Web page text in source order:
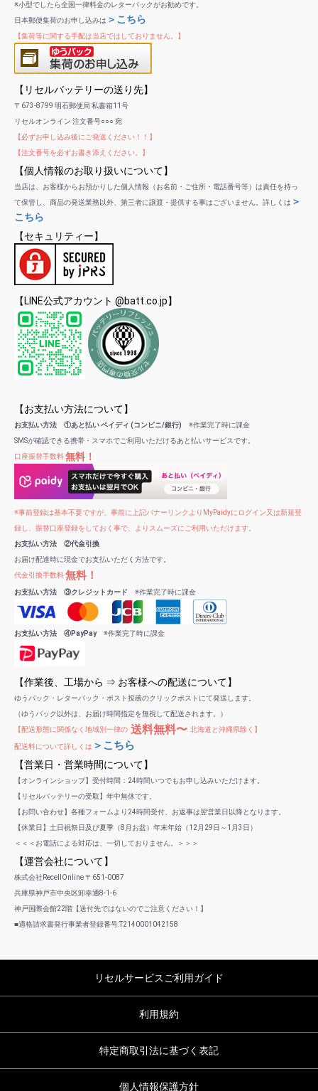
※小型でしたら全国一律料金のレターパックがお勧めです。
日本郵便集荷のお申し込みは ＞こちら
【集荷等に関する手配は当店ではしておりません。】
【リセルバッテリーの送り先】
〒673-8799 明石郵便局 私書箱11号
リセルオンライン 注文番号○○○ 宛
【必ずお申し込み後にご発送ください！！】
【注文番号を必ずお書き添えください。】
【個人情報のお取り扱いについて】
当店は、お客様からお預かりした個人情報（お名前・ご住所・電話番号等）は責任を持っ
て保管し、商品の発送業務以外、第三者に譲渡・提供する事はございません。詳しくは ＞
こちら
【セキュリティー】
【LINE公式アカウント @batt.co.jp】
【お支払い方法について】
お支払い方法 ①あと払い ペイディ (コンビニ/銀行) ※作業完了時に課金
SMSが確認できる携帯・スマホでご利用いただけるあと払いサービスです。
口座振替手数料無料！
※事前登録は基本不要ですが、事前に上記バナーリンクよりMyPaidyにログイン又は新規登
録し、振替口座登録をしておく事で、よりスムーズにご利用いただけます。
お支払い方法 ②代金引換
お届け配達時に現金でお支払いただく方法です。
代金引換手数料無料！
お支払い方法 ③クレジットカード ※作業完了時に課金
お支払い方法 ④PayPay※作業完了時に課金
【作業後、工場から ⇒ お客様への配送について】
ゆうパック・レターパック・ポスト投函のクリックポストにて発送します。
（ゆうパック以外は、お届け時間指定を無視して配送されます。）
【配送形態に関係なく地域別一律の 送料無料〜 北海道と沖縄県除く】
配送料について詳しくは ＞こちら
【営業日・営業時間について】
【オンラインショップ】受付時間：24時間いつでもお申し込みいただけます。
【リセルバッテリーの受取】年中無休です。
【お問い合わせ】各種フォームより24時間受付、お返事は翌営業日以降となります。
【休業日】土日祝祭日及び夏季（8月お盆）年末年始（12月29日～1月3日）
＜＜＜お電話による対応は、一切しておりません。＞＞＞
【運営会社について】
株式会社RecellOnline 〒651-0087
兵庫県神戸市中央区卸幸通8-1-6
神戸国際会館22階【送付先ではないのでご注意ください！】
■適格請求書発行事業者登録番号:T2140001042158
リセルサービスご利用ガイド
利用規約
特定商取引法に基づく表記
個人情報保護方針